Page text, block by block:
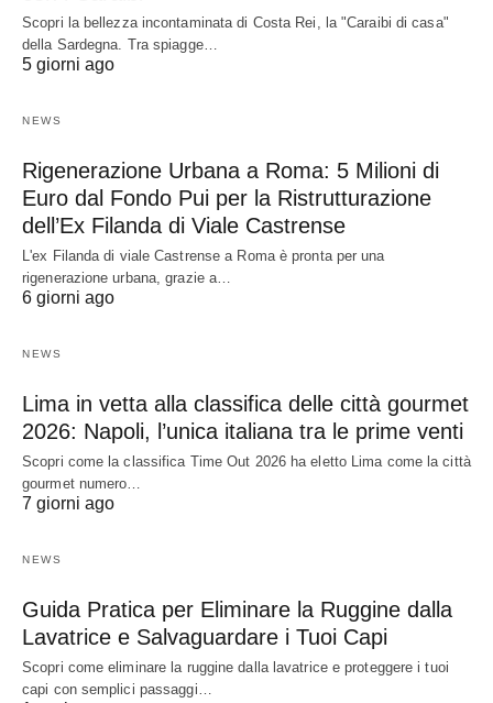
Scopri la bellezza incontaminata di Costa Rei, la "Caraibi di casa"
della Sardegna. Tra spiagge…
5 giorni ago
NEWS
Rigenerazione Urbana a Roma: 5 Milioni di
Euro dal Fondo Pui per la Ristrutturazione
dell’Ex Filanda di Viale Castrense
L'ex Filanda di viale Castrense a Roma è pronta per una
rigenerazione urbana, grazie a…
6 giorni ago
NEWS
Lima in vetta alla classifica delle città gourmet
2026: Napoli, l’unica italiana tra le prime venti
Scopri come la classifica Time Out 2026 ha eletto Lima come la città
gourmet numero…
7 giorni ago
NEWS
Guida Pratica per Eliminare la Ruggine dalla
Lavatrice e Salvaguardare i Tuoi Capi
Scopri come eliminare la ruggine dalla lavatrice e proteggere i tuoi
capi con semplici passaggi…